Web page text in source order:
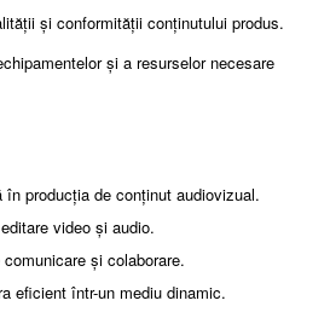
și conformității conținutului produs.
și a resurselor necesare
în producția de conținut audiovizual.
video și audio.
și colaborare.
eficient într-un mediu dinamic.